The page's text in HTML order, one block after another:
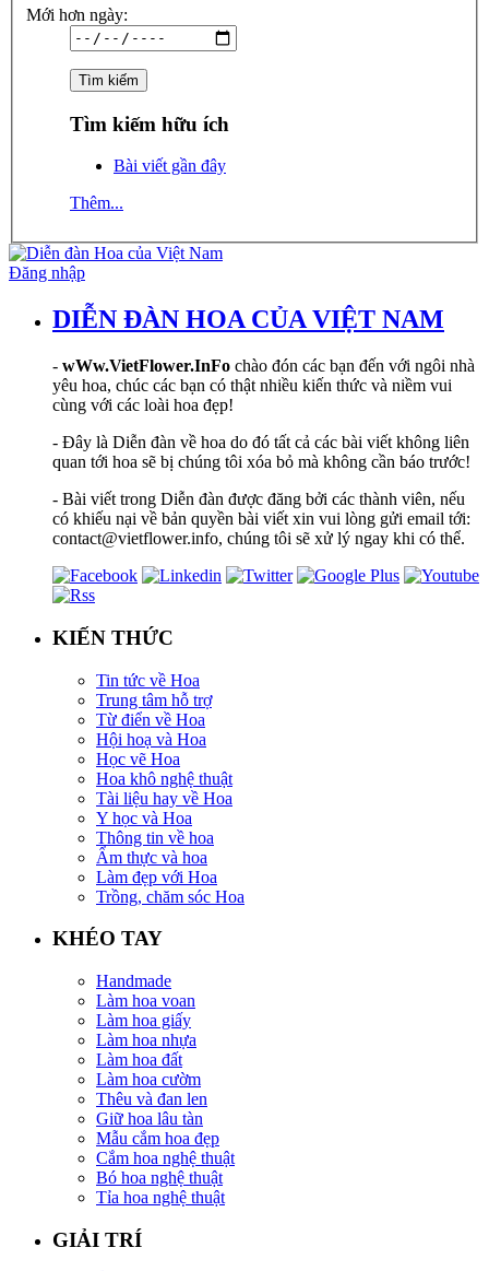
Mới hơn ngày:
Tìm kiếm hữu ích
Bài viết gần đây
Thêm...
Đăng nhập
DIỄN ĐÀN HOA CỦA VIỆT NAM
- wWw.VietFlower.InFo chào đón các bạn đến với ngôi nhà
yêu hoa, chúc các bạn có thật nhiều kiến thức và niềm vui
cùng với các loài hoa đẹp!
- Đây là Diễn đàn về hoa do đó tất cả các bài viết không liên
quan tới hoa sẽ bị chúng tôi xóa bỏ mà không cần báo trước!
- Bài viết trong Diễn đàn được đăng bởi các thành viên, nếu
có khiếu nại về bản quyền bài viết xin vui lòng gửi email tới:
contact@vietflower.info, chúng tôi sẽ xử lý ngay khi có thể.
KIẾN THỨC
Tin tức về Hoa
Trung tâm hỗ trợ
Từ điển về Hoa
Hội hoạ và Hoa
Học vẽ Hoa
Hoa khô nghệ thuật
Tài liệu hay về Hoa
Y học và Hoa
Thông tin về hoa
Ẩm thực và hoa
Làm đẹp với Hoa
Trồng, chăm sóc Hoa
KHÉO TAY
Handmade
Làm hoa voan
Làm hoa giấy
Làm hoa nhựa
Làm hoa đất
Làm hoa cườm
Thêu và đan len
Giữ hoa lâu tàn
Mẫu cắm hoa đẹp
Cắm hoa nghệ thuật
Bó hoa nghệ thuật
Tỉa hoa nghệ thuật
GIẢI TRÍ